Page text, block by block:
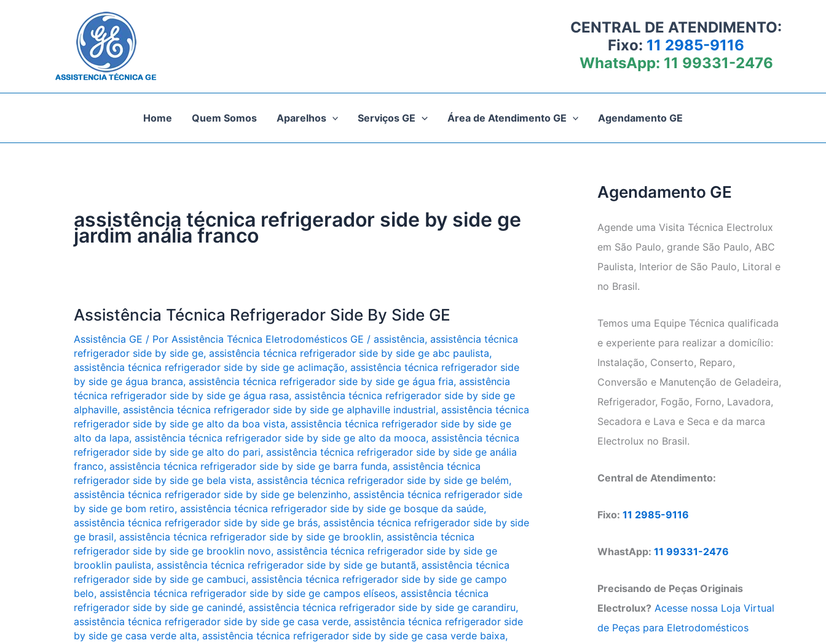
CENTRAL DE ATENDIMENTO:
Fixo: 11 2985-9116
WhatsApp: 11 99331-2476
Home Quem Somos Aparelhos Serviços GE Área de Atendimento GE Agendamento GE
assistência técnica refrigerador side by side ge
jardim anália franco
Assistência Técnica Refrigerador Side By Side GE
Assistência GE / Por Assistência Técnica Eletrodomésticos GE / assistência, assistência técnica
refrigerador side by side ge, assistência técnica refrigerador side by side ge abc paulista,
assistência técnica refrigerador side by side ge aclimação, assistência técnica refrigerador side
by side ge água branca, assistência técnica refrigerador side by side ge água fria, assistência
técnica refrigerador side by side ge água rasa, assistência técnica refrigerador side by side ge
alphaville, assistência técnica refrigerador side by side ge alphaville industrial, assistência técnica
refrigerador side by side ge alto da boa vista, assistência técnica refrigerador side by side ge
alto da lapa, assistência técnica refrigerador side by side ge alto da mooca, assistência técnica
refrigerador side by side ge alto do pari, assistência técnica refrigerador side by side ge anália
franco, assistência técnica refrigerador side by side ge barra funda, assistência técnica
refrigerador side by side ge bela vista, assistência técnica refrigerador side by side ge belém,
assistência técnica refrigerador side by side ge belenzinho, assistência técnica refrigerador side
by side ge bom retiro, assistência técnica refrigerador side by side ge bosque da saúde,
assistência técnica refrigerador side by side ge brás, assistência técnica refrigerador side by side
ge brasil, assistência técnica refrigerador side by side ge brooklin, assistência técnica
refrigerador side by side ge brooklin novo, assistência técnica refrigerador side by side ge
brooklin paulista, assistência técnica refrigerador side by side ge butantã, assistência técnica
refrigerador side by side ge cambuci, assistência técnica refrigerador side by side ge campo
belo, assistência técnica refrigerador side by side ge campos elíseos, assistência técnica
refrigerador side by side ge canindé, assistência técnica refrigerador side by side ge carandiru,
assistência técnica refrigerador side by side ge casa verde, assistência técnica refrigerador side
by side ge casa verde alta, assistência técnica refrigerador side by side ge casa verde baixa,
Agendamento GE
Agende uma Visita Técnica Electrolux
em São Paulo, grande São Paulo, ABC
Paulista, Interior de São Paulo, Litoral e
no Brasil.
Temos uma Equipe Técnica qualificada
e experiente para realizar a domicílio:
Instalação, Conserto, Reparo,
Conversão e Manutenção de Geladeira,
Refrigerador, Fogão, Forno, Lavadora,
Secadora e Lava e Seca e da marca
Electrolux no Brasil.
Central de Atendimento:
Fixo: 11 2985-9116
WhastApp: 11 99331-2476
Precisando de Peças Originais
Electrolux? Acesse nossa Loja Virtual
de Peças para Eletrodomésticos